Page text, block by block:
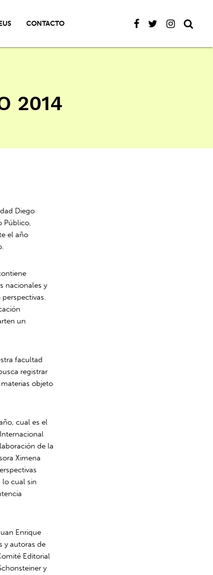
CONTACTO
2014
Diego
Público,
el año
nacionales y
un
facultad
registrar
objeto
cual es el
de la
Ximena
lo cual sin
Enrique
y autoras de
Editorial
y